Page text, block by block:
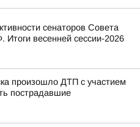
сенаторов Совета
весенней сессии-2026
произошло ДТП с участием
пострадавшие